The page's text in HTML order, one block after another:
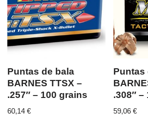
Puntas de bala
BARNES TTSX –
.257″ – 100 grains
60,14 €
Puntas
.308″ –
59,06€